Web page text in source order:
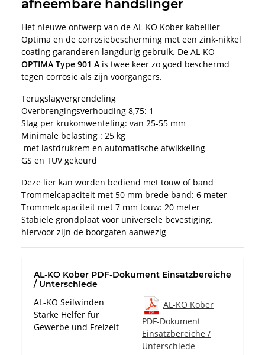
afneembare handslinger
Het nieuwe ontwerp van de AL-KO Kober kabellier
Optima en de corrosiebescherming met een zink-nikkel
coating garanderen langdurig gebruik. De AL-KO
OPTIMA Type 901 A is twee keer zo goed beschermd
tegen corrosie als zijn voorgangers.
Terugslagvergrendeling
Overbrengingsverhouding 8,75: 1
Slag per krukomwenteling: van 25-55 mm
Minimale belasting : 25 kg
met lastdrukrem en automatische afwikkeling
GS en TÜV gekeurd
Deze lier kan worden bediend met touw of band
Trommelcapaciteit met 50 mm brede band: 6 meter
Trommelcapaciteit met 7 mm touw: 20 meter
Stabiele grondplaat voor universele bevestiging,
hiervoor zijn de boorgaten aanwezig
AL-KO Kober PDF-Dokument Einsatzbereiche
/ Unterschiede
AL-KO Seilwinden
Starke Helfer für
Gewerbe und Freizeit
AL-KO Kober
PDF-Dokument
Einsatzbereiche /
Unterschiede